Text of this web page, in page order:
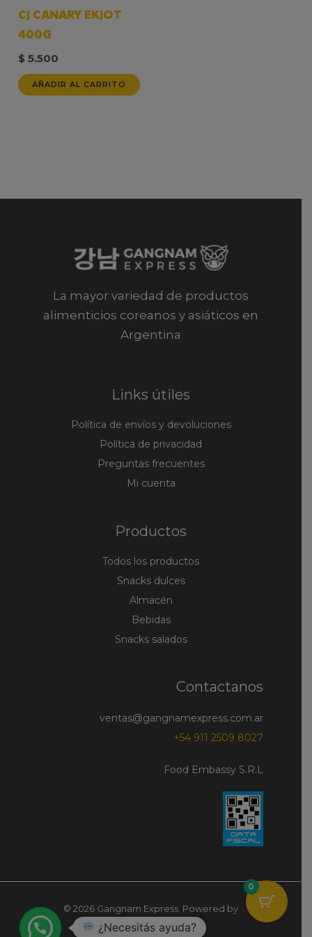
CJ CANARY EKJOT
400G
$ 5.500
AÑADIR AL CARRITO
La mayor variedad de productos
alimenticios coreanos y asiáticos en
Argentina
Links útiles
Política de envíos y devoluciones
Política de privacidad
Preguntas frecuentes
Mi cuenta
Productos
Todos los productos
Snacks dulces
Almacén
Bebidas
Snacks salados
Contactanos
ventas@gangnamexpress.com.ar
+54 911 2509 8027
Food Embassy S.R.L
© 2026 Gangnam Express. Powered by
Gangnam Express
0
¿Necesitás ayuda?